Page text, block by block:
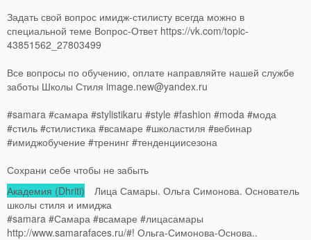
Задать свой вопрос имидж-стилисту всегда можно в
специальной теме Вопрос-Ответ https://vk.com/topic-
43851562_27803499
Все вопросы по обучению, оплате направляйте нашей службе
заботы Школы Стиля image.new@yandex.ru
#samara #самара #stylistikaru #style #fashion #moda #мода
#стиль #стилистика #всамаре #школастиля #вебинар
#имиджобучение #тренинг #тенденциисезона
Сохрани себе чтобы не забыть
Академия (Dhriti) Лица Самары. Ольга Симонова. Основатель
школы стиля и имиджа
#samara #Самара #всамаре #лицасамары
http://www.samarafaces.ru/#! Ольга-Симонова-Основа..